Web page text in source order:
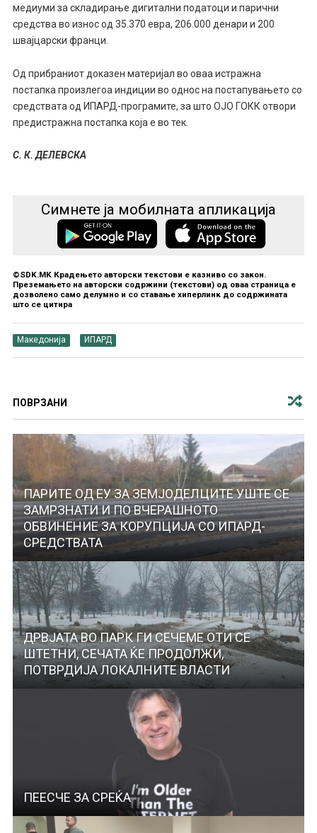
медиуми за складирање дигитални податоци и парични
средства во износ од 35.370 евра, 206.000 денари и 200
швајцарски франци.
Од прибраниот доказен материјал во оваа истражна
постапка произлегоа индиции во однос на постапувањето со
средствата од ИПАРД-програмите, за што ОЈО ГОКК отвори
предистражна постапка која е во тек.
С. К. ДЕЛЕВСКА
Симнете ја мобилната апликација
©SDK.MK Крадењето авторски текстови е казниво со закон.
Преземањето на авторски содржини (текстови) од оваа страница е
дозволено само делумно и со ставање хиперлинк до содржината
што се цитира
Македонија ИПАРД
ПОВРЗАНИ
ПАРИТЕ ОД ЕУ ЗА ЗЕМЈОДЕЛЦИТЕ УШТЕ СЕ
ЗАМРЗНАТИ И ПО ВЧЕРАШНОТО
ОБВИНЕНИЕ ЗА КОРУПЦИЈА СО ИПАРД-
СРЕДСТВАТА
ДРВЈАТА ВО ПАРК ГИ СЕЧЕМЕ ОТИ СЕ
ШТЕТНИ, СЕЧАТА ЌЕ ПРОДОЛЖИ,
ПОТВРДИЈА ЛОКАЛНИТЕ ВЛАСТИ
ПЕЕСЧЕ ЗА СРЕЌА